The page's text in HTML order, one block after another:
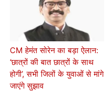
CM हेमंत सोरेन का बड़ा ऐलान:
‘छात्रों की बात छात्रों के साथ
होगी’, सभी जिलों के युवाओं से मांगे
जाएंगे सुझाव